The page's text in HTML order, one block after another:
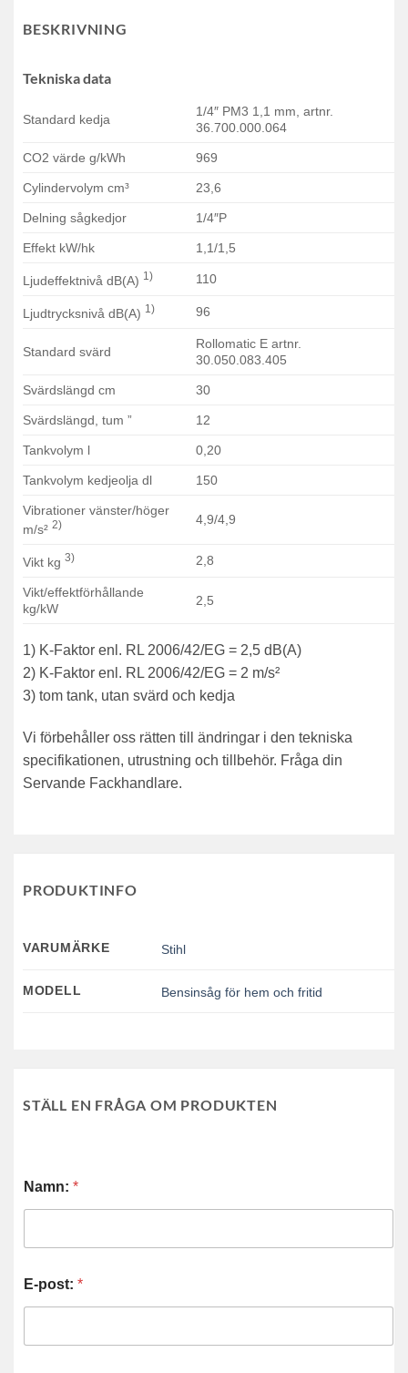
BESKRIVNING
Tekniska data
Standard kedja
1/4″ PM3 1,1 mm, artnr.
36.700.000.064
CO2 värde g/kWh 969
Cylindervolym cm³ 23,6
Delning sågkedjor 1/4″P
Effekt kW/hk 1,1/1,5
Ljudeffektnivå dB(A) 1) 110
Ljudtrycksnivå dB(A) 1) 96
Standard svärd
Rollomatic E artnr.
30.050.083.405
Svärdslängd cm 30
Svärdslängd, tum ” 12
Tankvolym l 0,20
Tankvolym kedjeolja dl 150
Vibrationer vänster/höger
m/s² 2) 4,9/4,9
Vikt kg 3) 2,8
Vikt/effektförhållande
kg/kW
2,5
1) K-Faktor enl. RL 2006/42/EG = 2,5 dB(A)
2) K-Faktor enl. RL 2006/42/EG = 2 m/s²
3) tom tank, utan svärd och kedja
Vi förbehåller oss rätten till ändringar i den tekniska
specifikationen, utrustning och tillbehör. Fråga din
Servande Fackhandlare.
PRODUKTINFO
VARUMÄRKE Stihl
MODELL Bensinsåg för hem och fritid
STÄLL EN FRÅGA OM PRODUKTEN
Namn: *
E-post: *